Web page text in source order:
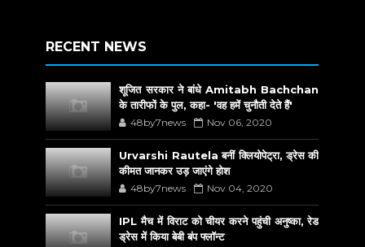
RECENT NEWS
शूजित सरकार ने बांधे Amitabh Bachchan
के तारीफों के पुल, कहा- 'वह हमें चुनौती देते हैं'
48by7news Nov 06, 2020
Urvarshi Rautela बनीं क्लियोपेट्रा, ड्रेस की
कीमत जानकर उड़ जाएंगे होश
48by7news Nov 04, 2020
IPL मैच में विराट को चीयर करने पहुंची अनुष्का, रेड
ड्रेस में किया बेबी बंप फ्लॉन्ट